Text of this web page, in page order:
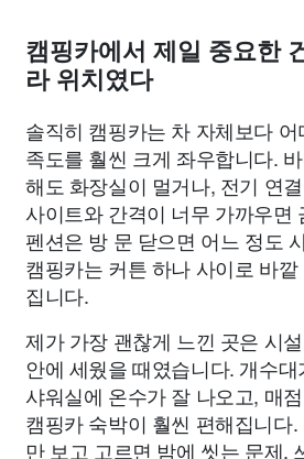
캠핑카에서 제일 중요한
라 위치였다
솔직히 캠핑카는 차 자체보다
족도를 훨씬 크게 좌우합니다.
해도 화장실이 멀거나, 전기 연
사이트와 간격이 너무 가까우면
펜션은 방 문 닫으면 어느 정도
캠핑카는 커튼 하나 사이로 바
집니다.
제가 가장 괜찮게 느낀 곳은 시
안에 세웠을 때였습니다. 개수
샤워실에 온수가 잘 나오고, 매
캠핑카 숙박이 훨씬 편해집니다
만 보고 고르면 밤에 씻는 문제,